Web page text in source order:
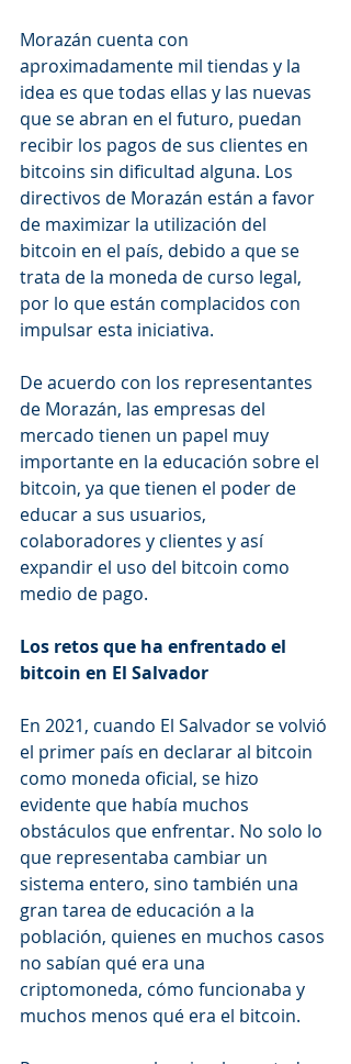
Morazán cuenta con
aproximadamente mil tiendas y la
idea es que todas ellas y las nuevas
que se abran en el futuro, puedan
recibir los pagos de sus clientes en
bitcoins sin dificultad alguna. Los
directivos de Morazán están a favor
de maximizar la utilización del
bitcoin en el país, debido a que se
trata de la moneda de curso legal,
por lo que están complacidos con
impulsar esta iniciativa.
De acuerdo con los representantes
de Morazán, las empresas del
mercado tienen un papel muy
importante en la educación sobre el
bitcoin, ya que tienen el poder de
educar a sus usuarios,
colaboradores y clientes y así
expandir el uso del bitcoin como
medio de pago.
Los retos que ha enfrentado el
bitcoin en El Salvador
En 2021, cuando El Salvador se volvió
el primer país en declarar al bitcoin
como moneda oficial, se hizo
evidente que había muchos
obstáculos que enfrentar. No solo lo
que representaba cambiar un
sistema entero, sino también una
gran tarea de educación a la
población, quienes en muchos casos
no sabían qué era una
criptomoneda, cómo funcionaba y
muchos menos qué era el bitcoin.